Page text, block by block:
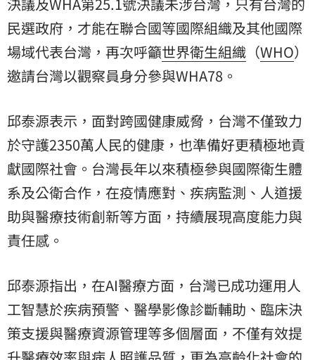
民選政府，才能在聯合國等國際組織及其他國際
場域代表台灣，再次呼籲世界衛生組織 （WHO）
邀請台灣以觀察員身分參與WHA78。
邱泰源表示，面對跨國健康威脅，台灣不僅致力
於守護2350萬人民的健康，也準備好更積極地貢
獻國際社會。台灣長年以來積極參與國際衛生體
系及公衛合作，在疫情應對、疾病監測、人道援
助與醫療技術創新等方面，持續展現高度能力與
責任感。
邱泰源指出，在AI醫療方面，台灣已成功運用人
工智慧於疾病預警、醫學影像診斷輔助、臨床決
策支援與醫療資源管理等多個層面，不僅有效提